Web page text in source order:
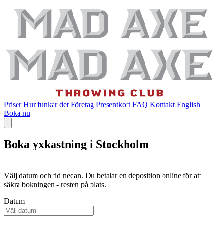
Priser Hur funkar det Företag Presentkort FAQ Kontakt English
Boka nu
Boka yxkastning i Stockholm
Välj datum och tid nedan. Du betalar en deposition online för att
säkra bokningen - resten på plats.
Datum